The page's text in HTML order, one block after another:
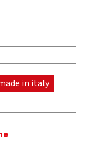
in italy